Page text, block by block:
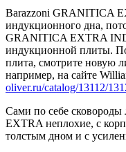
Barazzoni GRANITICA
индукционного дна,
GRANITICA EXTRA
индукционной плиты.
плита, смотрите новую
например, на сайте
oliver.ru/catalog/13112/
Сами по себе
EXTRA неплохие, с
толстым дном и с